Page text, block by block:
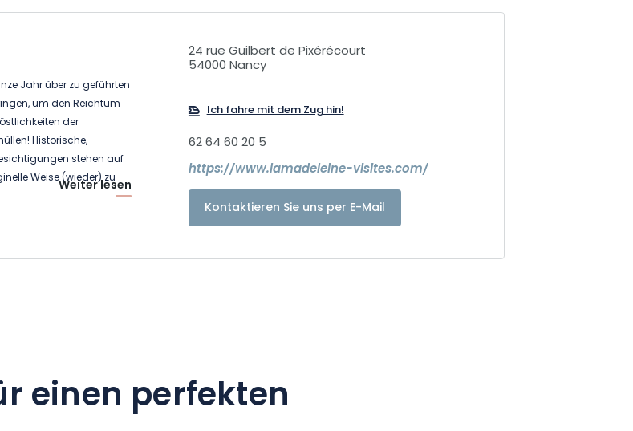
Jahr über zu geführten
um den Reichtum
der
Historische,
stehen auf
Weise (wieder) zu
Weiter lesen
24 rue Guilbert de Pixérécourt
54000 Nancy
Ich fahre mit dem Zug hin!
62 64 60 20 5
https://www.lamadeleine-visites.com/
Kontaktieren Sie uns per E-Mail
einen perfekten